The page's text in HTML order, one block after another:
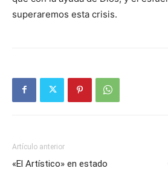
superaremos esta crisis.
Artículo anterior
«El Artístico» en estado